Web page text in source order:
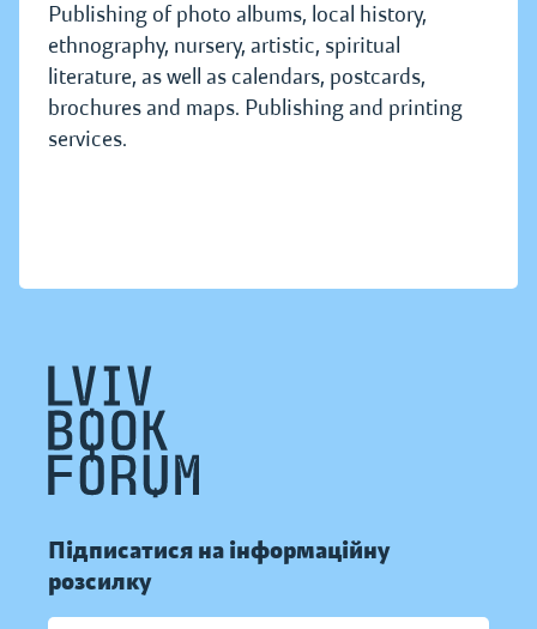
Publishing of photo albums, local history,
ethnography, nursery, artistic, spiritual
literature, as well as calendars, postcards,
brochures and maps. Publishing and printing
services.
Підписатися на інформаційну
розсилку